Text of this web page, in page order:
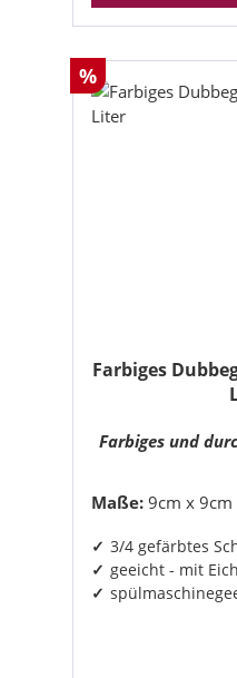
Rabatt
%
Farbiges
Farbiges und
Maße: 9cm x
3/4 gefärbtes
geeicht - mit